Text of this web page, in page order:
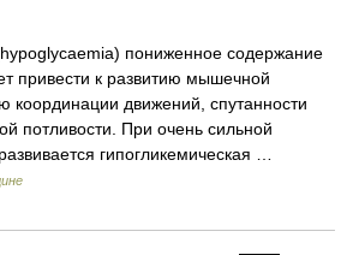
пониженное содержание
привести к развитию мышечной
координации движений, спутанности
потливости. При очень сильной
гипогликемическая …